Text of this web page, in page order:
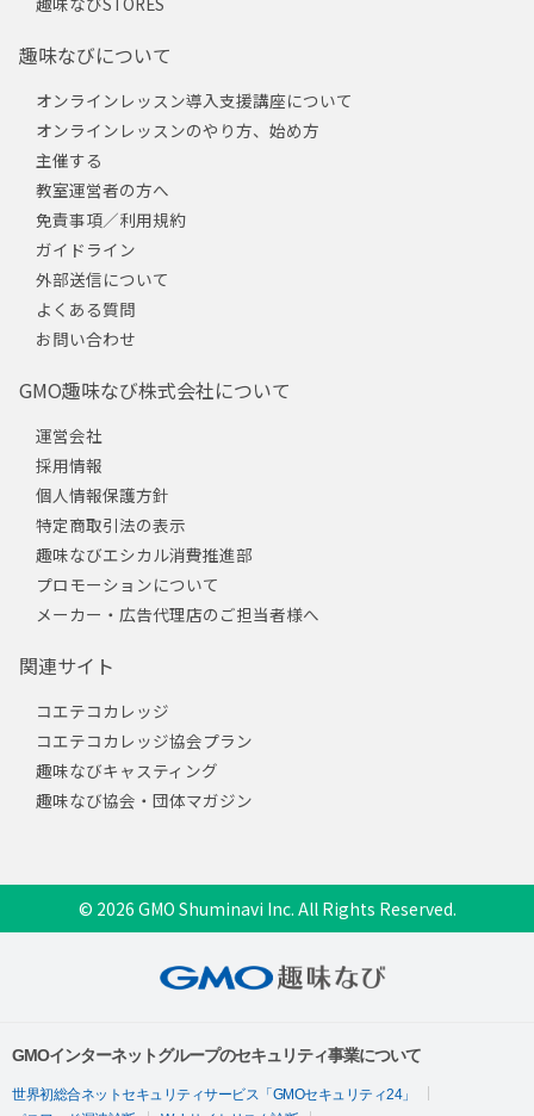
趣味なびについて
オンラインレッスン導入支援講座について
オンラインレッスンのやり方、始め方
主催する
教室運営者の方へ
免責事項／利用規約
ガイドライン
外部送信について
よくある質問
お問い合わせ
GMO趣味なび株式会社について
運営会社
採用情報
個人情報保護方針
特定商取引法の表示
趣味なびエシカル消費推進部
プロモーションについて
メーカー・広告代理店のご担当者様へ
関連サイト
コエテコカレッジ
コエテコカレッジ協会プラン
趣味なびキャスティング
趣味なび協会・団体マガジン
© 2026 GMO Shuminavi Inc. All Rights Reserved.